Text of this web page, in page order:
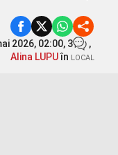
2026, 02:00, 3
,
Alina LUPUîn LOCAL